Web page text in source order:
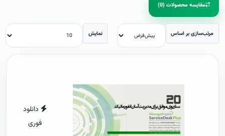
مقایسه محصولات (0)
مرتب‌سازی بر اساس نمایش
دانلود
فوری